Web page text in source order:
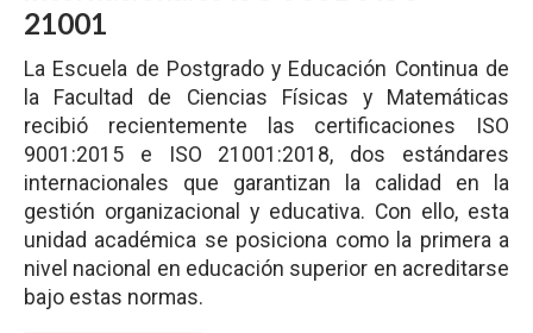
21001
La Escuela de Postgrado y Educación Continua de
la Facultad de Ciencias Físicas y Matemáticas
recibió recientemente las certificaciones ISO
9001:2015 e ISO 21001:2018, dos estándares
internacionales que garantizan la calidad en la
gestión organizacional y educativa. Con ello, esta
unidad académica se posiciona como la primera a
nivel nacional en educación superior en acreditarse
bajo estas normas.